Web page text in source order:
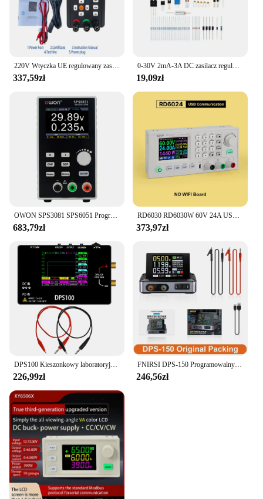
337,59zł
0-30V 2mA-3A DC zasilacz regulowany zestaw DIY do ciągłego regulowany prąd Limit ochrony w laboratorium zwarcia
19,09zł
683,79zł 373,97zł
DPS100 Kieszonkowy laboratoryjny zasilacz DC 30V 5A 100W Regulowany zasilacz DC Zasilacze laboratoryjne
226,99zł
FNIRSI DPS-150 Programowalny cyfrowy zasilacz CNC DC Elektroniczne regulatory napięcia Regulatory laboratoryjne Przełączanie stołu
246,56zł